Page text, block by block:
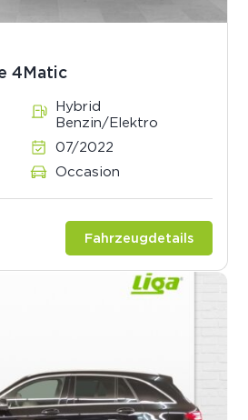
4Matic
Hybrid
Benzin/Elektro
07/2022
Occasion
Fahrzeugdetails